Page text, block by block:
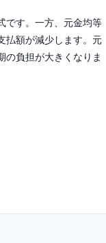
です。一方、元金均等
払額が減少します。元
の負担が大きくなりま